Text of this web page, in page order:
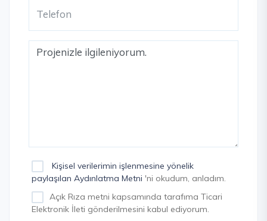
Kişisel verilerimin işlenmesine yönelik
paylaşılan Aydınlatma Metni 'ni okudum, anladım.
Açık Rıza metni kapsamında tarafıma Ticari
Elektronik İleti gönderilmesini kabul ediyorum.